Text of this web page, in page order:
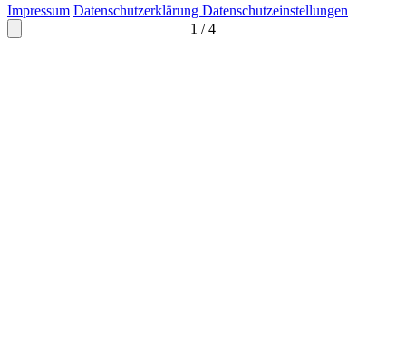
1 /4
Impressum Datenschutzerklärung Datenschutzeinstellungen